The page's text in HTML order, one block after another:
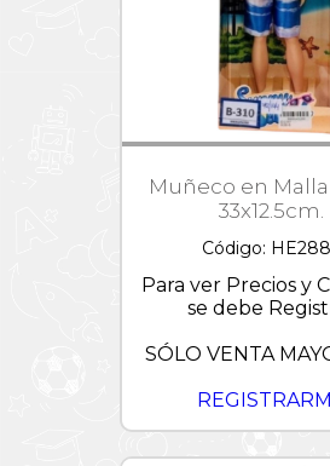
Muñeco en Malla
33x12.5cm.
Código:
Para ver Precios y
se debe
SÓLO VENTA